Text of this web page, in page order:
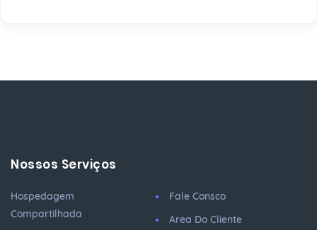
Nossos Serviços
Hospedagem
Compartilhada
Fale Consco
Area Do Cliente